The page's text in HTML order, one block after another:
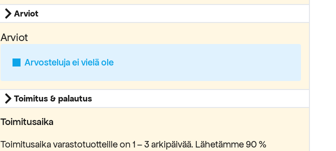
Arviot
Arviot
Arvosteluja ei vielä ole
Toimitus & palautus
Toimitusaika
Toimitusaika varastotuotteille on 1 – 3 arkipäivää. Lähetämme 90 %